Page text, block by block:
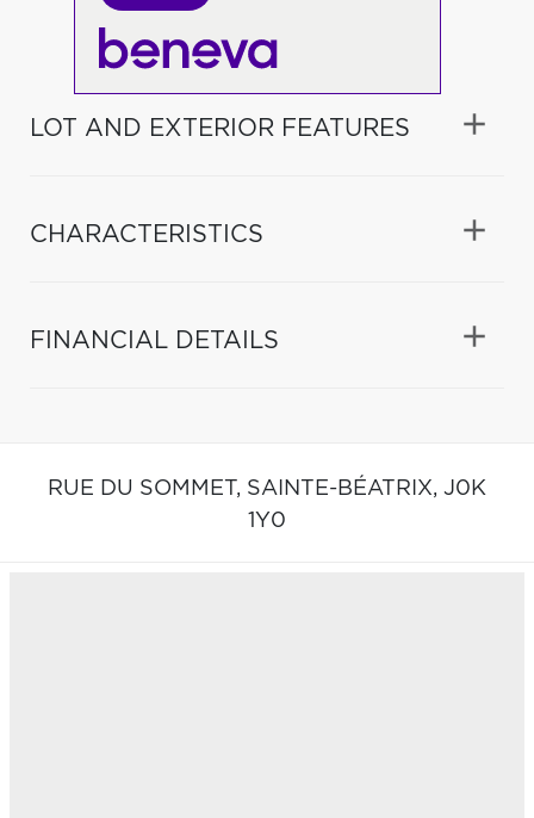
LOT AND EXTERIOR FEATURES
CHARACTERISTICS
FINANCIAL DETAILS
RUE DU SOMMET, SAINTE-BÉATRIX, J0K
1Y0